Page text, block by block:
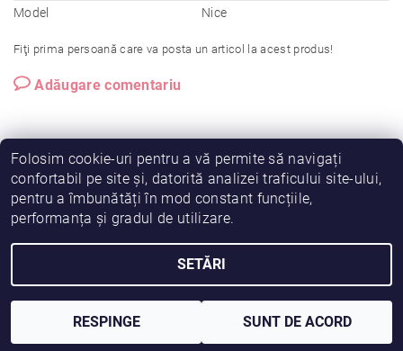
Model
Nice
Fiţi prima persoană care va posta un articol la acest produs!
Adăugare comentariu
Vreau să fiu partener! Termeni și condiții
Prelucrarea datelor
2026 © Fiimama, toate drepturile rezervate
Creat de Shoptet
Folosim cookie-uri pentru a vă permite să navigați
confortabil pe site și, datorită analizei traficului site-ului,
pentru a îmbunătăți în mod constant funcțiile,
performanța și gradul de utilizare.
SETĂRI
RESPINGE SUNT DE ACORD